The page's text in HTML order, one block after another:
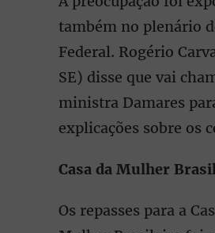
também no plenário
Federal. Rogério
SE) disse que vai
ministra Damares
explicações sobre os
Casa da Mulher
Os repasses para a